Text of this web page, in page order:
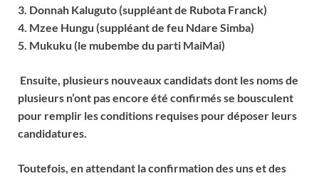
3. Donnah Kaluguto (suppléant de Rubota Franck)
4. Mzee Hungu (suppléant de feu Ndare Simba)
5. Mukuku (le mubembe du parti MaiMai)
Ensuite, plusieurs nouveaux candidats dont les noms de
plusieurs n’ont pas encore été confirmés se bousculent
pour remplir les conditions requises pour déposer leurs
candidatures.
Toutefois, en attendant la confirmation des uns et des